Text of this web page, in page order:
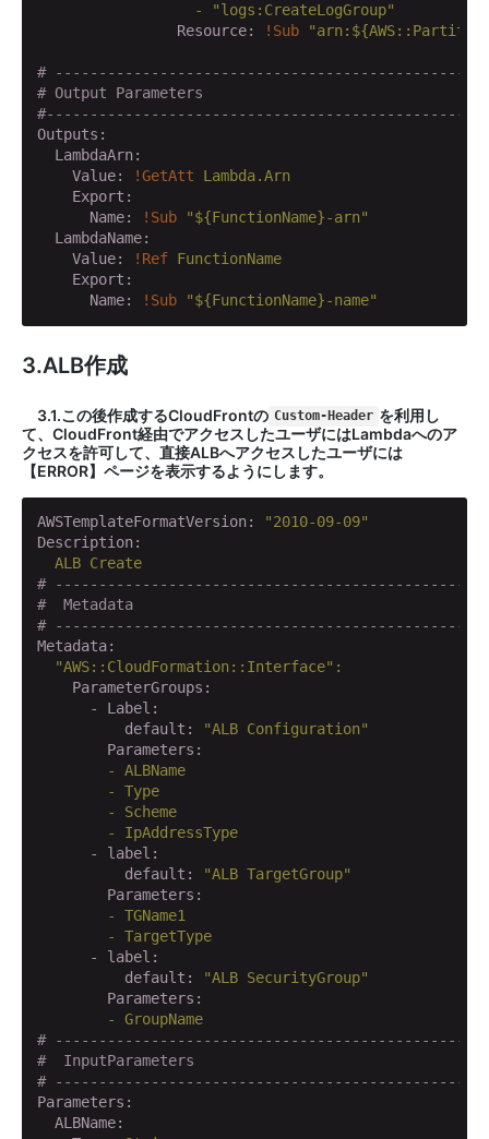
                  -
"logs:CreateLogGroup"
                Resource:
!Sub
#
# Output Parameters
Outputs:
  LambdaArn:
    Value:
!GetAtt
Lambda.Arn
    Export:
      Name:
!Sub
"${FunctionName}-arn"
  LambdaName:
    Value:
!Ref FunctionName
    Export:
      Name:
!Sub "${FunctionName}-name"
3.ALB作成
3.1.この後作成するCloudFrontの Custom-Header を利用し
て、CloudFront経由でアクセスしたユーザにはLambdaへのア
クセスを許可して、直接ALBへアクセスしたユーザには
【ERROR】ページを表示するようにします。
AWSTemplateFormatVersion:
"2010-09-09"
Description:
ALB Create
#
#  Metadata
#
Metadata:
"AWS::CloudFormation::Interface" :
    ParameterGroups:
      - Label:
          default:
"ALB Configuration"
        Parameters:
        -
ALBName
        -
Type
        -
Scheme
        -
IpAddressType
      - label:
          default:
"ALB TargetGroup"
        Parameters:
        -
TGName1
        -
TargetType
      - label:
          default:
"ALB SecurityGroup"
        Parameters:
        -
GroupName
#
#  InputParameters
#
Parameters:
  ALBName: